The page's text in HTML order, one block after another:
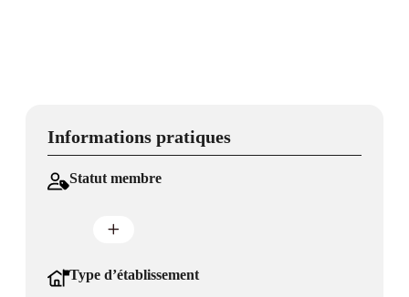
Informations pratiques
Statut membre
Type d’établissement